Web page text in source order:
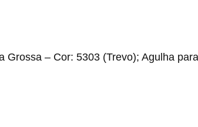
Grossa – Cor: 5303 (Trevo); Agulha